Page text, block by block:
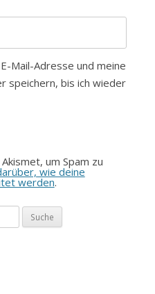
Mail-Adresse und meine
speichern, bis ich wieder
um Spam zu
wie deine
werden.